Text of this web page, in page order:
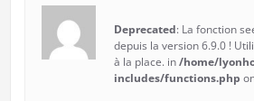
Deprecated: La fonction
depuis la version 6.9.0 !
à la place. in/home/
includes/functions.php